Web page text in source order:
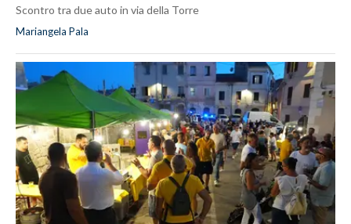
Scontro tra due auto in via della Torre
Mariangela Pala